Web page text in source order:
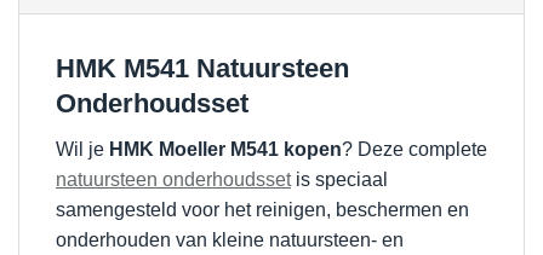
HMK M541 Natuursteen
Onderhoudsset
Wil je HMK Moeller M541 kopen? Deze complete
natuursteen onderhoudssetis speciaal
samengesteld voor het reinigen, beschermen en
onderhouden van kleine natuursteen- en